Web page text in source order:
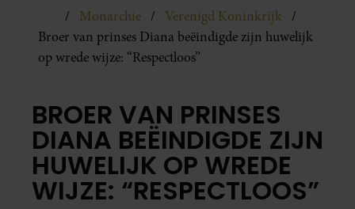
Monarchie
Verenigd Koninkrijk
Broer van prinses Diana beëindigde zijn huwelijk
op wrede wijze: “Respectloos”
BROER VAN PRINSES
DIANA BEËINDIGDE ZIJN
HUWELIJK OP WREDE
WIJZE: “RESPECTLOOS”